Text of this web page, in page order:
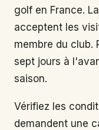
golf en France.
acceptent les
membre du club.
sept jours à
saison.
Vérifiez les
demandent une